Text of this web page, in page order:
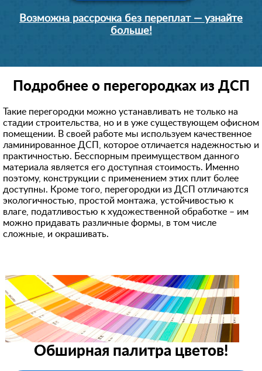
Возможна рассрочка без переплат — узнайте
больше!
Подробнее о перегородках из ДСП
Такие перегородки можно устанавливать не только на
стадии строительства, но и в уже существующем офисном
помещении. В своей работе мы используем качественное
ламинированное ДСП, которое отличается надежностью и
практичностью. Бесспорным преимуществом данного
материала является его доступная стоимость. Именно
поэтому, конструкции с применением этих плит более
доступны. Кроме того, перегородки из ДСП отличаются
экологичностью, простой монтажа, устойчивостью к
влаге, податливостью к художественной обработке – им
можно придавать различные формы, в том числе
сложные, и окрашивать.
Обширная палитра цветов!